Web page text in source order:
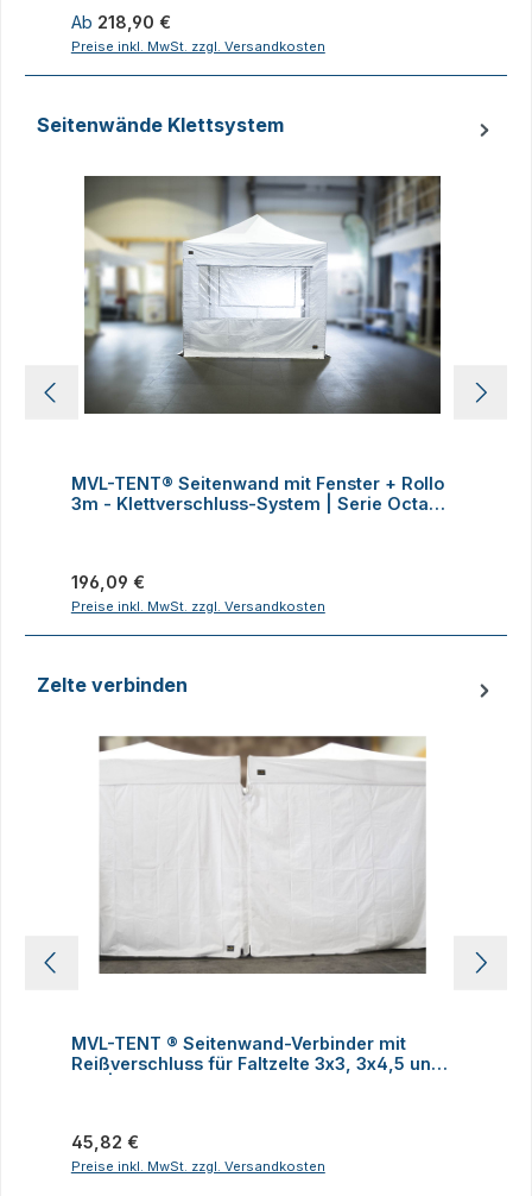
Regulärer Preis:
Ab 218,90 €
Preise inkl. MwSt. zzgl. Versandkosten
Seitenwände Klettsystem
MVL-TENT® Seitenwand mit Fenster + Rollo
3m - Klettverschluss-System | Serie Octa
Regulärer Preis:
196,09 €
Preise inkl. MwSt. zzgl. Versandkosten
Zelte verbinden
MVL-TENT ® Seitenwand-Verbinder mit
Reißverschluss für Faltzelte 3x3, 3x4,5 und
Regulärer Preis:
45,82 €
Preise inkl. MwSt. zzgl. Versandkosten